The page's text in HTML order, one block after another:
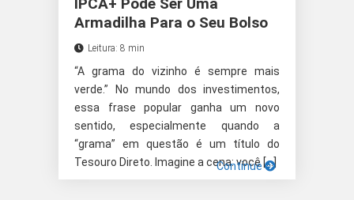
IPCA+ Pode Ser Uma
Armadilha Para o Seu Bolso
Leitura: 8 min
“A grama do vizinho é sempre mais
verde.” No mundo dos investimentos,
essa frase popular ganha um novo
sentido, especialmente quando a
“grama” em questão é um título do
Tesouro Direto. Imagine a cena: você […]
Continue